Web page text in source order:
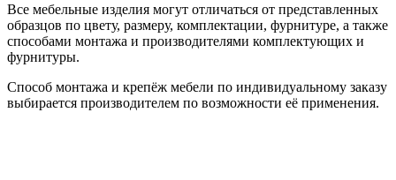
Все мебельные изделия могут отличаться от представленных
образцов по цвету, размеру, комплектации, фурнитуре, а также
способами монтажа и производителями комплектующих и
фурнитуры.
Способ монтажа и крепёж мебели по индивидуальному заказу
выбирается производителем по возможности её применения.